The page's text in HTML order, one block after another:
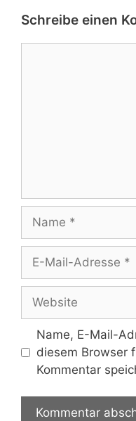
Schreibe einen
Mail-
Adresse
Name, E-Mail-
diesem Browser
Kommentar